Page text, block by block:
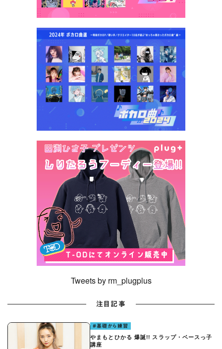
Tweets by rm_plugplus
注目記事
#基礎から練習
やまもとひかる 爆誕!! スラップ・ベースっ子
講座